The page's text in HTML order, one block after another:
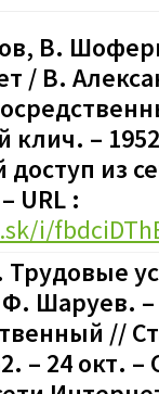
В.
/ В.
клич. –
из
URL :
i/
Шаруев. –
//
– 24 окт. –